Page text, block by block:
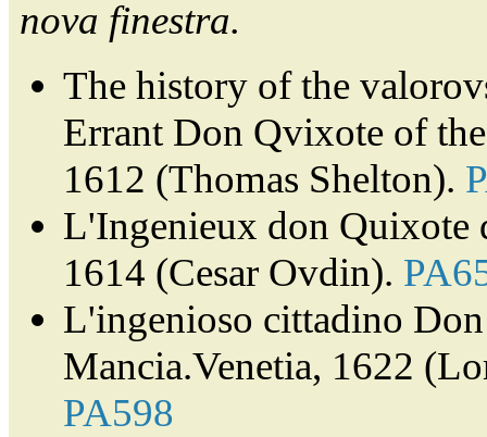
nova finestra.
The history of the
Errant Don Qvixote of
1612 (Thomas Shelton).
L'Ingenieux don Quixote
1614 (Cesar Ovdin).
L'ingenioso cittadino
Mancia.Venetia, 1622
PA598